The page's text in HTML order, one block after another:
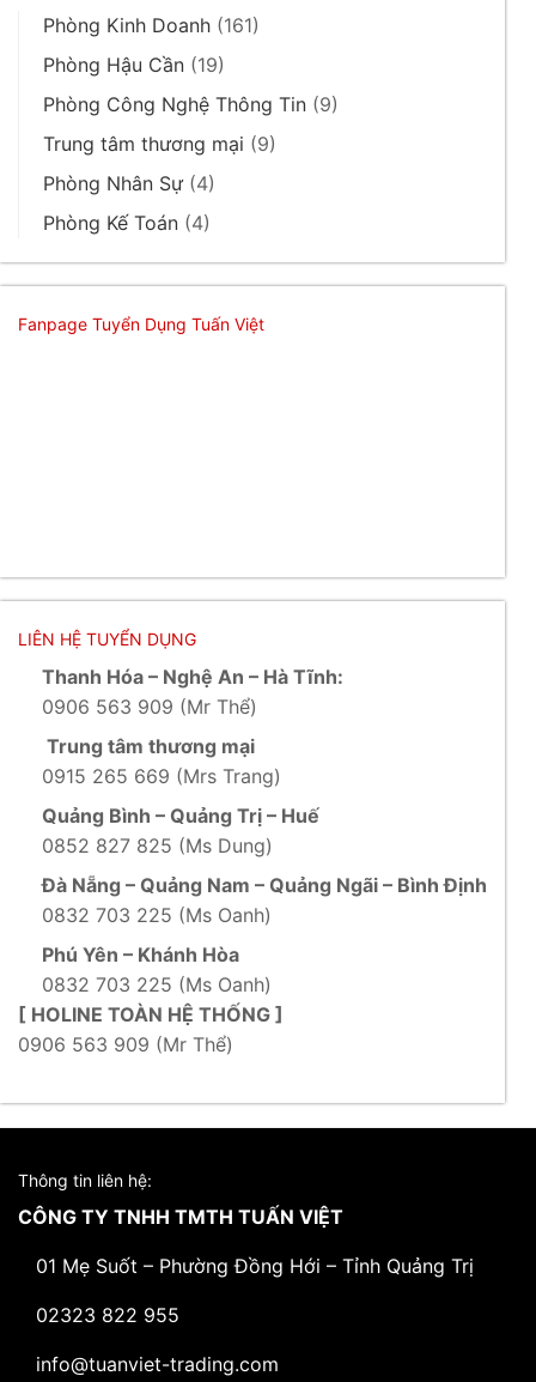
Phòng Kinh Doanh (161)
Phòng Hậu Cần (19)
Phòng Công Nghệ Thông Tin (9)
Trung tâm thương mại (9)
Phòng Nhân Sự(4)
Phòng Kế Toán (4)
Fanpage Tuyển Dụng Tuấn Việt
LIÊN HỆ TUYỂN DỤNG
Thanh Hóa – Nghệ An – Hà Tĩnh:
0906 563 909 (Mr Thể)
Trung tâm thương mại
0915 265 669 (Mrs Trang)
Quảng Bình – Quảng Trị – Huế
0852 827 825 (Ms Dung)
Đà Nẵng – Quảng Nam – Quảng Ngãi – Bình Định
0832 703 225 (Ms Oanh)
Phú Yên – Khánh Hòa
0832 703 225 (Ms Oanh)
[ HOLINE TOÀN HỆ THỐNG ]
0906 563 909 (Mr Thể)
Thông tin liên hệ:
CÔNG TY TNHH TMTH TUẤN VIỆT
01 Mẹ Suốt – Phường Đồng Hới – Tỉnh Quảng Trị
02323 822 955
info@tuanviet-trading.com